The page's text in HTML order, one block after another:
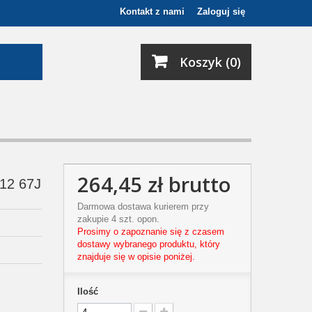
Zaloguj się
Kontakt z nami
Koszyk (0)
67J 264,45 złbrutto
Darmowa dostawa kurierem przy
zakupie 4 szt. opon.
Prosimy o zapoznanie się z czasem
dostawy wybranego produktu, który
znajduje się w opisie poniżej.
Ilość